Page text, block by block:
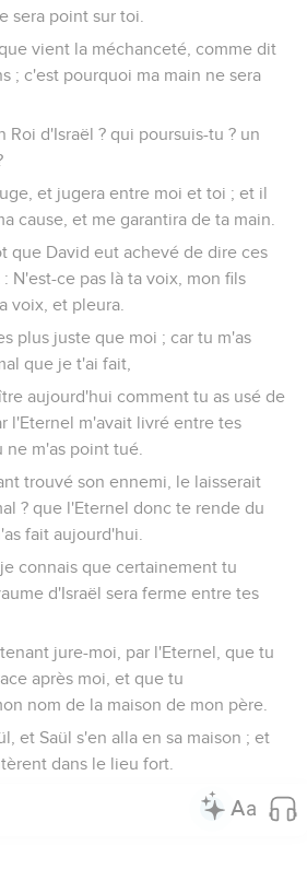
sera point sur toi.
vient la méchanceté, comme dit
; c'est pourquoi ma main ne sera
Roi d'Israël ? qui poursuis-tu ? un
et jugera entre moi et toi ; et il
cause, et me garantira de ta main.
que David eut achevé de dire ces
N'est-ce pas là ta voix, mon fils
voix, et pleura.
plus juste que moi ; car tu m'as
que je t'ai fait,
aujourd'hui comment tu as usé de
l'Eternel m'avait livré entre tes
m'as point tué.
trouvé son ennemi, le laisserait
? que l'Eternel donc te rende du
fait aujourd'hui.
connais que certainement tu
d'Israël sera ferme entre tes
jure-moi, par l'Eternel, que tu
après moi, et que tu
nom de la maison de mon père.
et Saül s'en alla en sa maison ; et
dans le lieu fort.